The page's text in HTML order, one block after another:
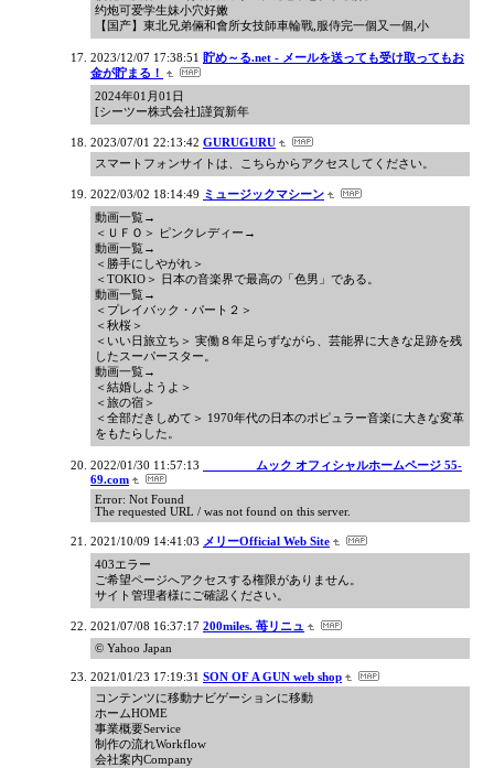
约炮可爱学生妹小穴好嫩
【国产】東北兄弟倆和會所女技師車輪戰,服侍完一個又一個,小
2023/12/07 17:38:51
貯め～る.net - メールを送っても受け取ってもお
金が貯まる！
2024年01月01日
[シーツー株式会社]謹賀新年
2023/07/01 22:13:42 GURUGURU
スマートフォンサイトは、こちらからアクセスしてください。
2022/03/02 18:14:49 ミュージックマシーン
動画一覧→
＜ＵＦＯ＞ ピンクレディー→
動画一覧→
＜勝手にしやがれ＞
＜TOKIO＞ 日本の音楽界で最高の「色男」である。
動画一覧→
＜プレイバック・パート２＞
＜秋桜＞
＜いい日旅立ち＞ 実働８年足らずながら、芸能界に大きな足跡を残
したスーパースター。
動画一覧→
＜結婚しようよ＞
＜旅の宿＞
＜全部だきしめて＞ 1970年代の日本のポピュラー音楽に大きな変革
をもたらした。
2022/01/30 11:57:13
________ムック オフィシャルホームページ 55-
69.com
Error: Not Found
The requested URL / was not found on this server.
2021/10/09 14:41:03 メリーOfficial Web Site
403エラー
ご希望ページへアクセスする権限がありません。
サイト管理者様にご確認ください。
2021/07/08 16:37:17 200miles. 苺リニュ
© Yahoo Japan
2021/01/23 17:19:31 SON OF A GUN web shop
コンテンツに移動ナビゲーションに移動
ホームHOME
事業概要Service
制作の流れWorkflow
会社案内Company